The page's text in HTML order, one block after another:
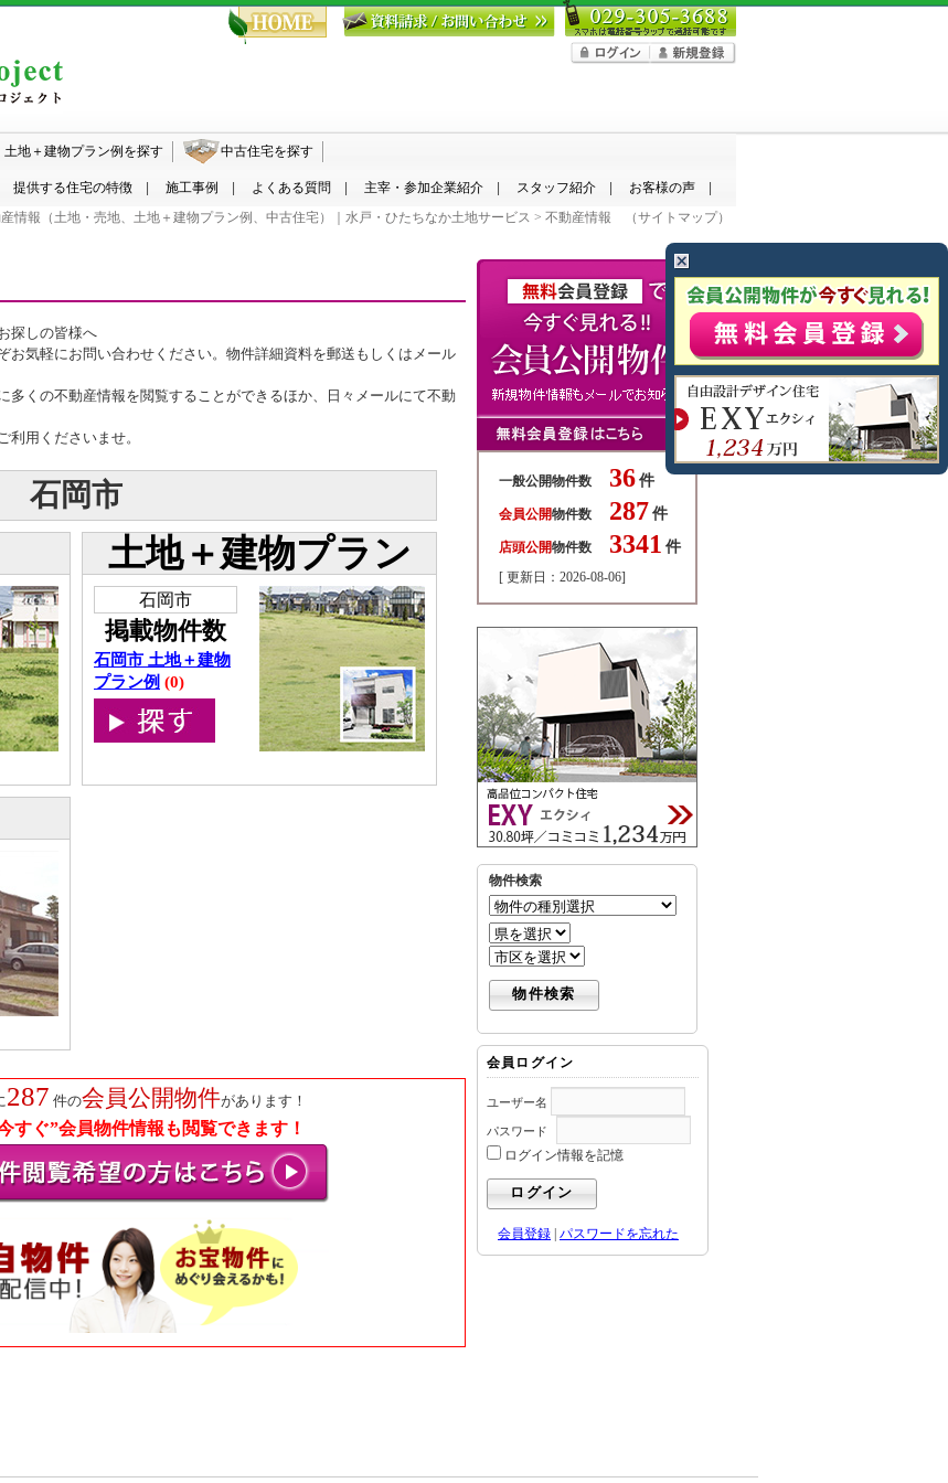
土地＋建物プラン例を探す 中古住宅を探す
提供する住宅の特徴 施工事例 よくある質問 主宰・参加企業紹介 スタッフ紹介
お客様の声
情報（土地・売地、土地＋建物プラン例、中古住宅）｜水戸・ひたちなか土地サービス > 不動産情報 （サイトマップ）
探しの皆様へ
お気軽にお問い合わせください。物件詳細資料を郵送もしくはメール
多くの不動産情報を閲覧することができるほか、日々メールにて不動
用くださいませ。
石岡市
土地＋建物プラン
石岡市
掲載物件数
石岡市 土地＋建物
プラン例 (0)
287 件の会員公開物件があります！
すぐ”会員物件情報も閲覧できます！
一般公開物件数 36 件
会員公開物件数 287 件
店頭公開物件数 3341 件
[ 更新日：2026-08-06]
物件検索
会員ログイン
ユーザー名
パスワード
ログイン情報を記憶
会員登録 パスワードを忘れた